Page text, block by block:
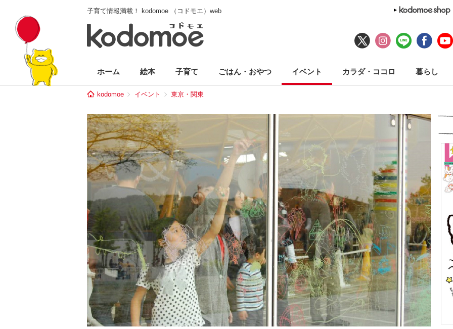
子育て情報満載！ kodomoe （コドモエ）web
ホーム 絵本 子育て ごはん・おやつ イベント カラダ・ココロ 暮らし
kodomoe イベント 東京・関東